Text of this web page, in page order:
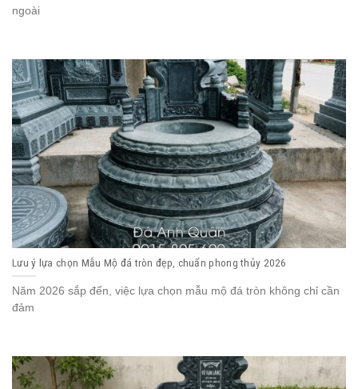
ngoài
Lưu ý lựa chọn Mẫu Mộ đá tròn đẹp, chuẩn phong thủy 2026
Năm 2026 sắp đến, việc lựa chọn mẫu mộ đá tròn không chỉ cần
đảm